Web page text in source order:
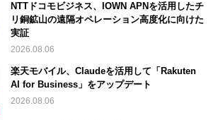
NTTドコモビジネス、IOWN APNを活用したチ
リ銅鉱山の遠隔オペレーション高度化に向けた
実証
2026.08.06
楽天モバイル、Claudeを活用して「Rakuten
AI for Business」をアップデート
2026.08.06